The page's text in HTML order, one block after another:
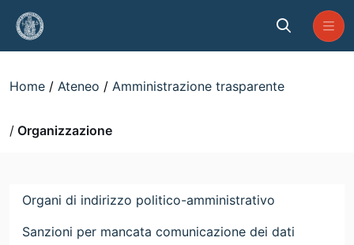
Skip to Main Content
Home Ateneo Amministrazione trasparente
Organizzazione
Organi di indirizzo politico-amministrativo
Sanzioni per mancata comunicazione dei dati